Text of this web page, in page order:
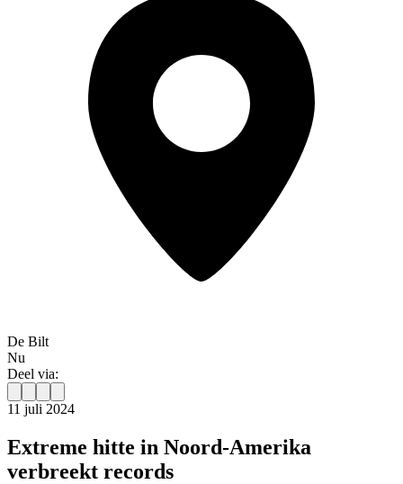
De Bilt
Nu
Deel via:
11 juli 2024
Extreme hitte in Noord-Amerika
verbreekt records